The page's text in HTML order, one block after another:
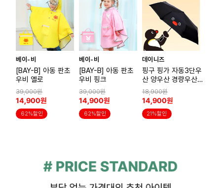
베이-비
[BAY-B] 아동 판초
우비 옐로
39,000원
14,900원
62%할인
베이-비
[BAY-B] 아동 판초
우비 핑크
39,000원
14,900원
62%할인
데이니즈
핑구 핑가 자동3단우
산 양우산 경량우산
블랙
18,900원
14,900원
21%할인